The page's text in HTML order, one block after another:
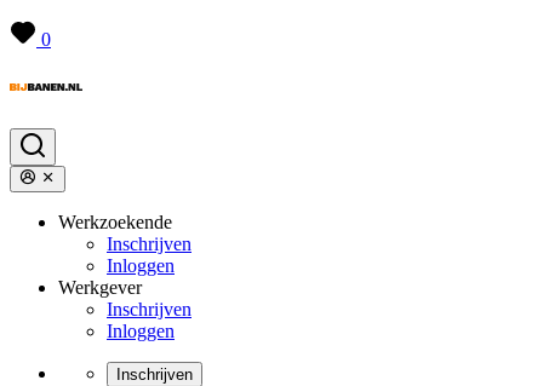
0
Werkzoekende
Inschrijven
Inloggen
Werkgever
Inschrijven
Inloggen
Inschrijven